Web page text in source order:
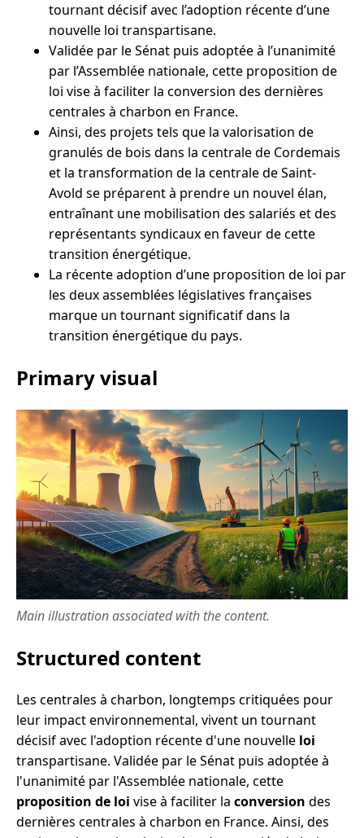
tournant décisif avec l’adoption récente d’une
nouvelle loi transpartisane.
Validée par le Sénat puis adoptée à l’unanimité
par l’Assemblée nationale, cette proposition de
loi vise à faciliter la conversion des dernières
centrales à charbon en France.
Ainsi, des projets tels que la valorisation de
granulés de bois dans la centrale de Cordemais
et la transformation de la centrale de Saint-
Avold se préparent à prendre un nouvel élan,
entraînant une mobilisation des salariés et des
représentants syndicaux en faveur de cette
transition énergétique.
La récente adoption d’une proposition de loi par
les deux assemblées législatives françaises
marque un tournant significatif dans la
transition énergétique du pays.
Primary visual
Main illustration associated with the content.
Structured content
Les centrales à charbon, longtemps critiquées pour
leur impact environnemental, vivent un tournant
décisif avec l'adoption récente d'une nouvelle loi
transpartisane. Validée par le Sénat puis adoptée à
l'unanimité par l'Assemblée nationale, cette
proposition de loi vise à faciliter la conversion des
dernières centrales à charbon en France. Ainsi, des